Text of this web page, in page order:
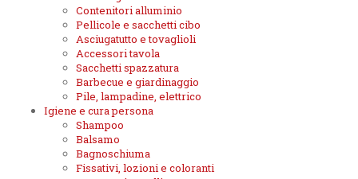
Contenitori alluminio
Pellicole e sacchetti cibo
Asciugatutto e tovaglioli
Accessori tavola
Sacchetti spazzatura
Barbecue e giardinaggio
Pile, lampadine, elettrico
Igiene e cura persona
Shampoo
Balsamo
Bagnoschiuma
Fissativi, lozioni e coloranti